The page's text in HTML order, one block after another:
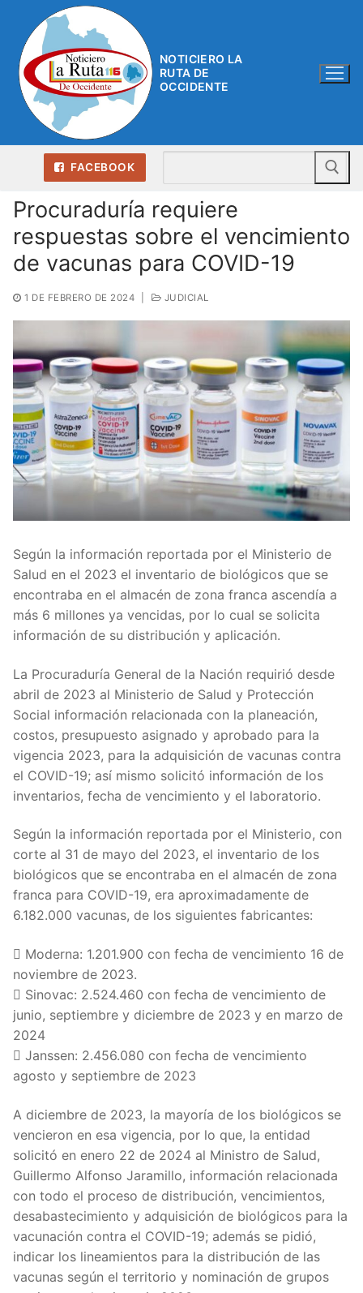
contenido
NOTICIERO LA
RUTA DE
OCCIDENTE
FACEBOOK
Procuraduría requiere
respuestas sobre el vencimiento
de vacunas para COVID-19
1 DE FEBRERO DE 2024 JUDICIAL
Según la información reportada por el Ministerio de
Salud en el 2023 el inventario de biológicos que se
encontraba en el almacén de zona franca ascendía a
más 6 millones ya vencidas, por lo cual se solicita
información de su distribución y aplicación.
La Procuraduría General de la Nación requirió desde
abril de 2023 al Ministerio de Salud y Protección
Social información relacionada con la planeación,
costos, presupuesto asignado y aprobado para la
vigencia 2023, para la adquisición de vacunas contra
el COVID-19; así mismo solicitó información de los
inventarios, fecha de vencimiento y el laboratorio.
Según la información reportada por el Ministerio, con
corte al 31 de mayo del 2023, el inventario de los
biológicos que se encontraba en el almacén de zona
franca para COVID-19, era aproximadamente de
6.182.000 vacunas, de los siguientes fabricantes:
 Moderna: 1.201.900 con fecha de vencimiento 16 de
noviembre de 2023.
 Sinovac: 2.524.460 con fecha de vencimiento de
junio, septiembre y diciembre de 2023 y en marzo de
2024
 Janssen: 2.456.080 con fecha de vencimiento
agosto y septiembre de 2023
A diciembre de 2023, la mayoría de los biológicos se
vencieron en esa vigencia, por lo que, la entidad
solicitó en enero 22 de 2024 al Ministro de Salud,
Guillermo Alfonso Jaramillo, información relacionada
con todo el proceso de distribución, vencimientos,
desabastecimiento y adquisición de biológicos para la
vacunación contra el COVID-19; además se pidió,
indicar los lineamientos para la distribución de las
vacunas según el territorio y nominación de grupos